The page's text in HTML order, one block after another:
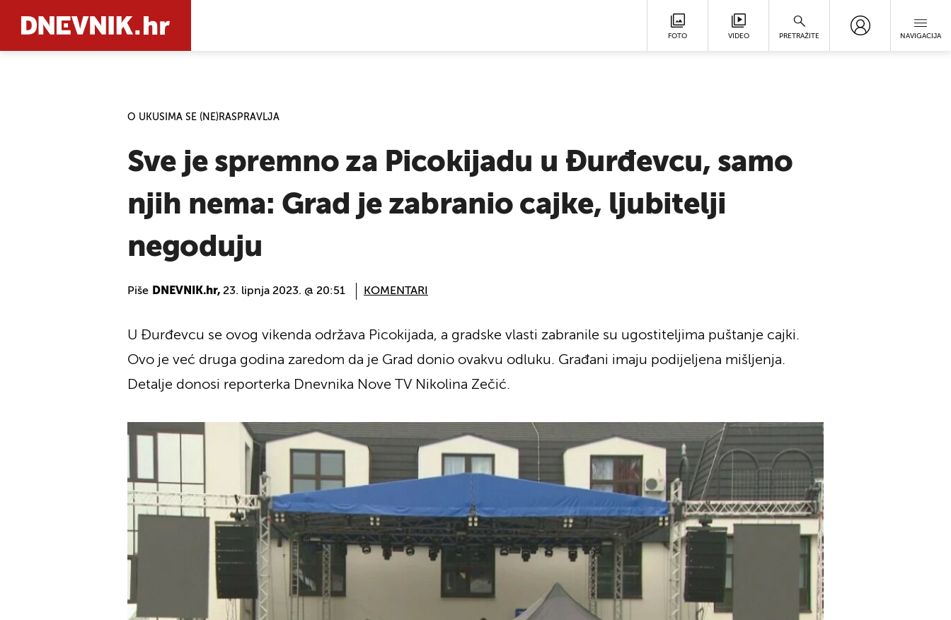
FOTO VIDEO PRETRAŽITE NAVIGACIJA
O UKUSIMA SE (NE)RASPRAVLJA
Sve je spremno za Picokijadu u Đurđevcu, samo
njih nema: Grad je zabranio cajke, ljubitelji
negoduju
Piše DNEVNIK.hr, 23. lipnja 2023. @ 20:51 KOMENTARI
U Đurđevcu se ovog vikenda održava Picokijada, a gradske vlasti zabranile su ugostiteljima puštanje cajki.
Ovo je već druga godina zaredom da je Grad donio ovakvu odluku. Građani imaju podijeljena mišljenja.
Detalje donosi reporterka Dnevnika Nove TV Nikolina Zečić.